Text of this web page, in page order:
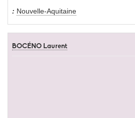
Nouvelle-Aquitaine
BOCÉNO Laurent